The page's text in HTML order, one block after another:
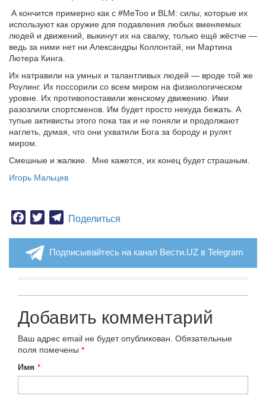
А кончится примерно как с #MeToo и BLM: силы, которые их
используют как оружие для подавления любых вменяемых
людей и движений, выкинут их на свалку, только ещё жёстче —
ведь за ними нет ни Александры Коллонтай, ни Мартина
Лютера Кинга.
Их натравили на умных и талантливых людей — вроде той же
Роулинг. Их поссорили со всем миром на физиологическом
уровне. Их противопоставили женскому движению. Ими
разозлили спортсменов. Им будет просто некуда бежать. А
тупые активисты этого пока так и не поняли и продолжают
наглеть, думая, что они ухватили Бога за бороду и рулят
миром.
Смешные и жалкие. Мне кажется, их конец будет страшным.
Игорь Мальцев
Facebook
TwitterTelegram
Поделиться
Подписывайтесь на канал Вести.UZ в Telegram
Добавить комментарий
Ваш адрес email не будет опубликован. Обязательные
поля помечены *
Имя *